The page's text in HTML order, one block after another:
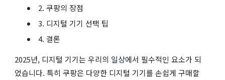
2. 쿠팡의 장점
3. 디지털 기기 선택 팁
4. 결론
2025년, 디지털 기기는 우리의 일상에서 필수적인 요소가 되
었습니다. 특히 쿠팡은 다양한 디지털 기기를 손쉽게 구매할